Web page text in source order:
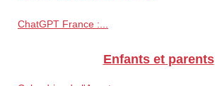
ChatGPT France :...
Enfants et parents